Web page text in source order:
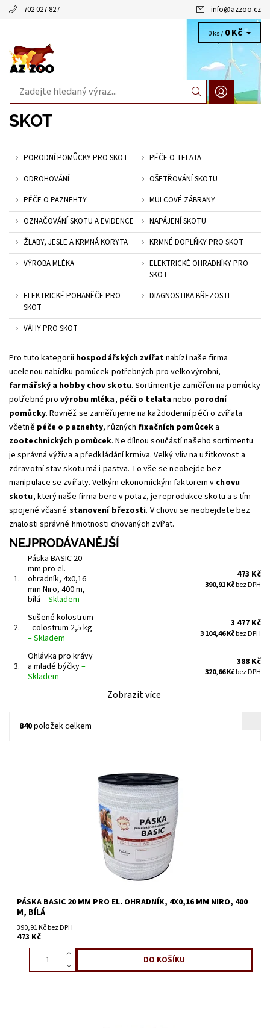
702 027 827 info@azzoo.cz
0 ks / 0 Kč
SKOT
PORODNÍ POMŮCKY PRO SKOT
PÉČE O TELATA
ODROHOVÁNÍ
OŠETŘOVÁNÍ SKOTU
PÉČE O PAZNEHTY
MULCOVÉ ZÁBRANY
OZNAČOVÁNÍ SKOTU A EVIDENCE
NAPÁJENÍ SKOTU
ŽLABY, JESLE A KRMNÁ KORYTA
KRMNÉ DOPLŇKY PRO SKOT
VÝROBA MLÉKA
ELEKTRICKÉ OHRADNÍKY PRO
SKOT
ELEKTRICKÉ POHANĚČE PRO
SKOT
DIAGNOSTIKA BŘEZOSTI
VÁHY PRO SKOT
Pro tuto kategorii hospodářských zvířatnabízí naše firma
ucelenou nabídku pomůcek potřebných pro velkovýrobní,
farmářský a hobby chov skotu. Sortiment je zaměřen na pomůcky
potřebné provýrobu mléka, péči o telatanebo porodní
pomůcky. Rovněž se zaměřujeme na každodenní péči o zvířata
včetně péče o paznehty, různých fixačních pomůceka
zootechnických pomůcek. Ne dílnou součástí našeho sortimentu
je správná výživa a předkládání krmiva. Velký vliv na užitkovost a
zdravotní stav skotu má i pastva. To vše se neobejde bez
manipulace se zvířaty. Velkým ekonomickým faktorem v chovu
skotu, který naše firma bere v potaz, je reprodukce skotu a s tím
spojené včasné stanovení březosti. V chovu se neobejdete bez
znalosti správné hmotnosti chovaných zvířat.
NEJPRODÁVANĚJŠÍ
1.
Páska BASIC 20
mm pro el.
ohradník, 4x0,16
mm Niro, 400 m,
bílá –Skladem
473 Kč
390,91 Kčbez DPH
2.
Sušené kolostrum
- colostrum 2,5 kg
–Skladem
3 477 Kč
3 104,46 Kčbez DPH
3.
Ohlávka pro krávy
a mladé býčky–
Skladem
388 Kč
320,66 Kčbez DPH
Zobrazit více
840položek celkem
PÁSKA BASIC 20 MM PRO EL. OHRADNÍK, 4X0,16 MM NIRO, 400
M, BÍLÁ
390,91 Kč bez DPH
473 Kč